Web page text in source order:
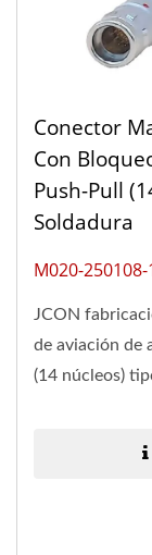
Conector
Con
Push-Pull
Soldadura
M020-
JCON
de aviación de
(14 núcleos)